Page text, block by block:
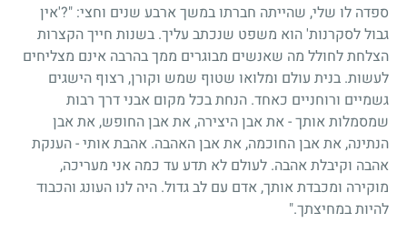
ספדה לו שלי, שהייתה חברתו במשך ארבע שנים וחצי: "?'אין
גבול לסקרנות' הוא משפט שנכתב עליך. בשנות חייך הקצרות
הצלחת לחולל מה שאנשים מבוגרים ממך בהרבה אינם מצליחים
לעשות. בנית עולם ומלואו שטוף שמש וקורן, רצוף הישגים
גשמיים ורוחניים כאחד. הנחת בכל מקום אבני דרך רבות
שמסמלות אותך - את אבן היצירה, את אבן החופש, את אבן
הנתינה, את אבן החוכמה, את אבן האהבה. אהבת אותי - הענקת
אהבה וקיבלת אהבה. לעולם לא תדע עד כמה אני מעריכה,
מוקירה ומכבדת אותך, אדם עם לב גדול. היה לנו העונג והכבוד
להיות במחיצתך."